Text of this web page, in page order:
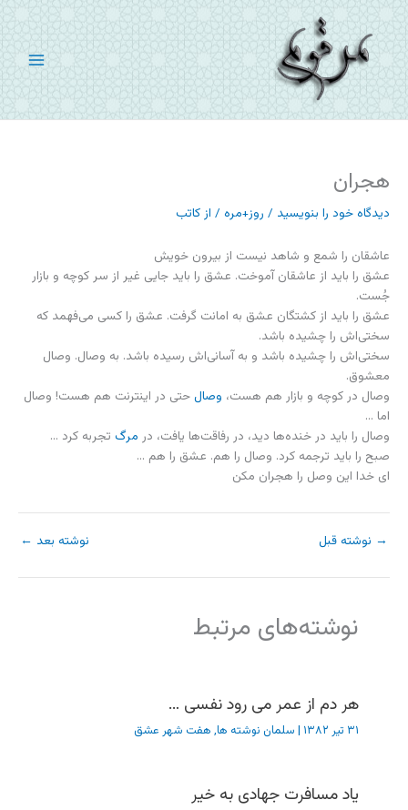
پرش
به
محتوا
هجران
دیدگاه‌ خود را بنویسید / روز+مره / از کاتب
عاشقان را شمع و شاهد نیست از بیرون خویش
عشق را باید از عاشقان آموخت. عشق را باید جایی غیر از سر کوچه و بازار
جُست.
عشق را باید از کشتگان عشق به امانت گرفت. عشق را کسی می‌فهمد که
سختی‌اش را چشیده باشد.
سختی‌اش را چشیده باشد و به آسانی‌اش رسیده باشد. به وصال. وصال
معشوق.
وصال در کوچه و بازار هم هست، وصالحتی در اینترنت هم هست! وصال
اما …
وصال را باید در خنده‌ها دید، در رفاقت‌ها یافت، در مرگ تجربه کرد …
صبح را باید ترجمه کرد. وصال را هم. عشق را هم …
ای خدا این وصل را هجران مکن
→ نوشته قبل نوشته بعد ←
نوشته‌های مرتبط
هر دم از عمر می رود نفسی …
۳۱ تیر ۱۳۸۲ | سلمان نوشته ها, هفت شهر عشق
یاد مسافرت جهادی به خیر